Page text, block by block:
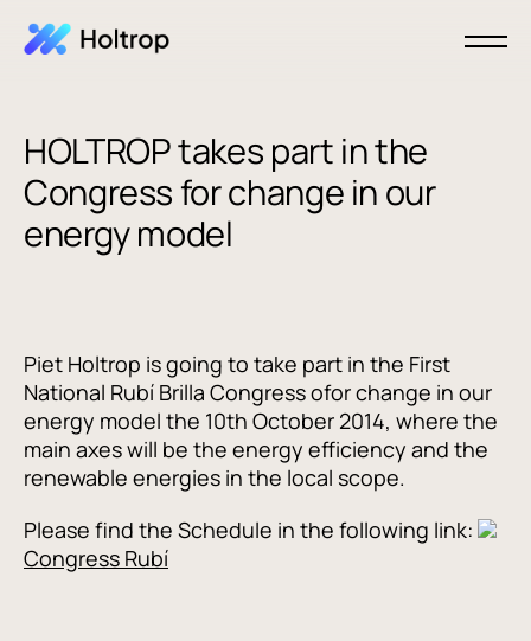
HOLTROP takes part in the
Congress for change in our
energy model
Piet Holtrop is going to take part in the First
National Rubí Brilla Congress ofor change in our
energy model the 10th October 2014, where the
main axes will be the energy efficiency and the
renewable energies in the local scope.
Please find the Schedule in the following link:
Congress Rubí